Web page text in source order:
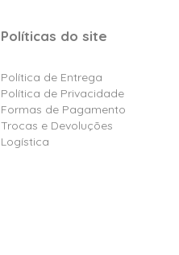
Políticas do site
Política de Entrega
Política de Privacidade
Formas de Pagamento
Trocas e Devoluções
Logística